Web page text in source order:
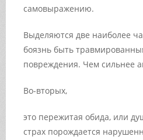
самовыражению.
Выделяются две наиболее
боязнь быть
повреждения. Чем сильнее
Во-вторых,
это пережитая обида, или
страх порождается